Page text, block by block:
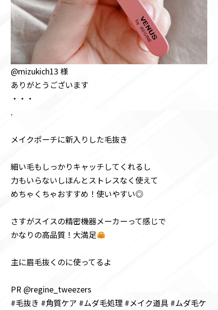
@mizukich13 様
ありがとうございます
・・・
.
メイクポーチに新入りした毛抜き
細い毛もしっかりキャッチしてくれるし
力もいらないしほんとストレスなく使えて
めちゃくちゃおすすめ！使いやすい◎
さすがスイスの精密機器メーカーって感じで
かなりの高品質！大満足
主に眉毛抜くのに使ってるよ
PR @regine_tweezers
#毛抜き #角質ケア #ムダ毛処理 #メイク道具 #ムダ毛ケ